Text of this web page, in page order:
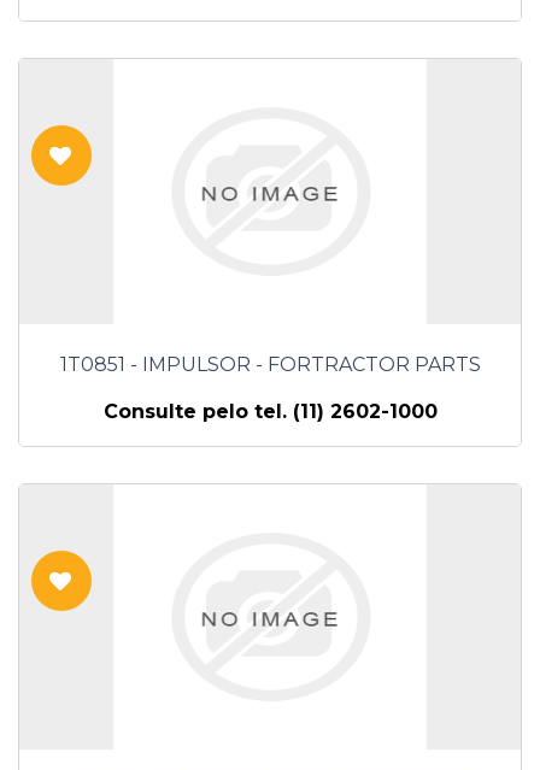
1T0851 - IMPULSOR - FORTRACTOR PARTS
Consulte pelo tel. (11) 2602-1000